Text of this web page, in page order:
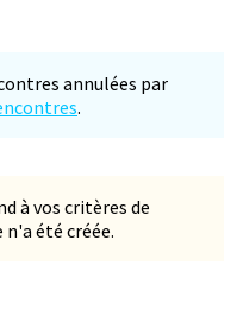
annulées par
.
à vos critères de
été créée.